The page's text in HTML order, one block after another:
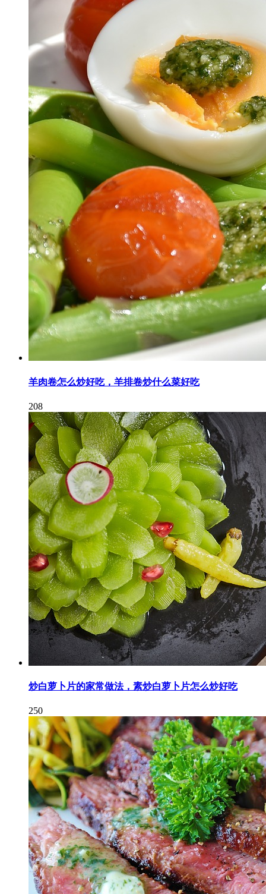
羊肉卷怎么炒好吃，羊排卷炒什么菜好吃
208
炒白萝卜片的家常做法，素炒白萝卜片怎么炒好吃
250